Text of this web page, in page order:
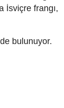
İsviçre frangı,
bulunuyor.